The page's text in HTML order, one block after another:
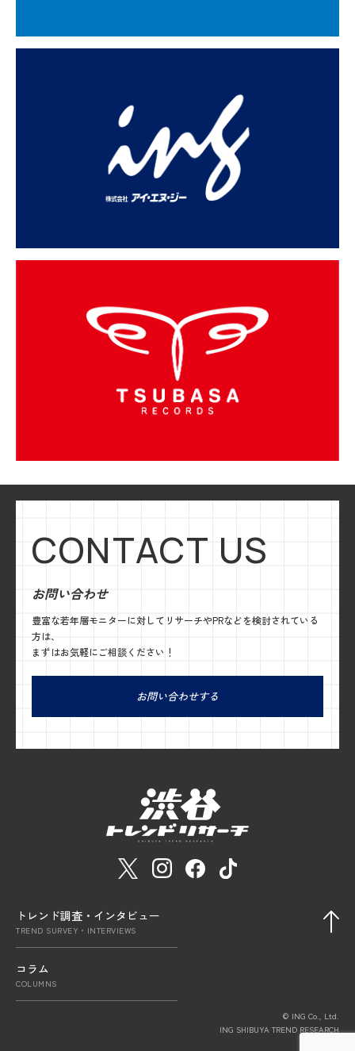
CONTACT US
お問い合わせ
豊富な若年層モニターに対してリサーチやPRなどを検討されている
方は、
まずはお気軽にご相談ください！
お問い合わせする
トレンド調査・インタビュー
TREND SURVEY・INTERVIEWS
コラム
COLUMNS
© ING Co., Ltd.
ING SHIBUYA TREND RESEARCH